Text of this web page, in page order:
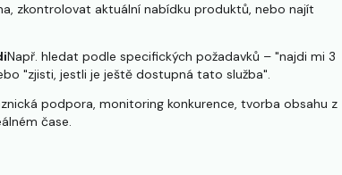
zkontrolovat aktuální nabídku produktů, nebo najít
Např. hledat podle specifických požadavků – "najdi mi 3
"zjisti, jestli je ještě dostupná tato služba".
podpora, monitoring konkurence, tvorba obsahu z
čase.